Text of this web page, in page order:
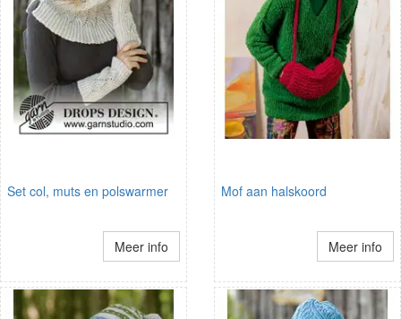
Set col, muts en polswarmer
Meer info
Mof aan halskoord
Meer info